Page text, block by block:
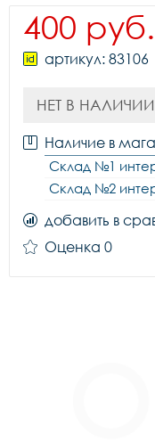
400 руб.
артикул: 83106
НЕТ В НАЛИЧИИ
Наличие в
Склад №1
Склад №2
добавить в
Оценка 0